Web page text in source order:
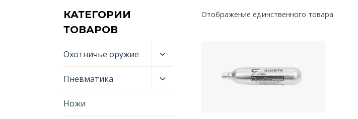
Отображение единственного товара
КАТЕГОРИИ
ТОВАРОВ
Охотничье оружие
Переключить
дочернее
меню
Пневматика
Переключить
дочернее
Ножи